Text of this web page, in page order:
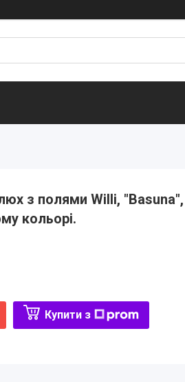
з полями Willi,
кольорі.
Купити з